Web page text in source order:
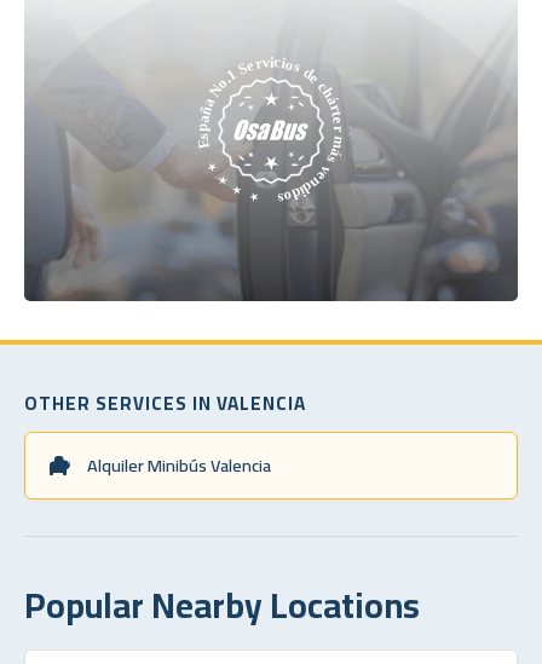
OTHER SERVICES IN VALENCIA
Alquiler Minibús Valencia
Popular Nearby Locations